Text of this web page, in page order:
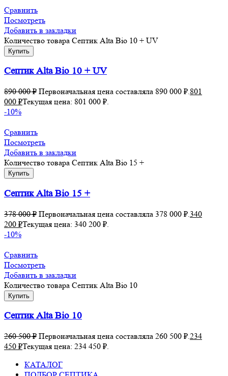
Сравнить
Посмотреть
Добавить в закладки
Количество товара Септик Alta Bio 10 + UV
Купить
Септик Alta Bio 10 + UV
890 000₽ Первоначальная цена составляла 890 000 ₽.801
000 ₽Текущая цена: 801 000 ₽.
-10%
Сравнить
Посмотреть
Добавить в закладки
Количество товара Септик Alta Bio 15 +
Купить
Септик Alta Bio 15 +
378 000₽ Первоначальная цена составляла 378 000 ₽. 340
200 ₽Текущая цена: 340 200 ₽.
-10%
Сравнить
Посмотреть
Добавить в закладки
Количество товара Септик Alta Bio 10
Купить
Септик Alta Bio 10
260 500₽ Первоначальная цена составляла 260 500 ₽.234
450 ₽Текущая цена: 234 450 ₽.
КАТАЛОГ